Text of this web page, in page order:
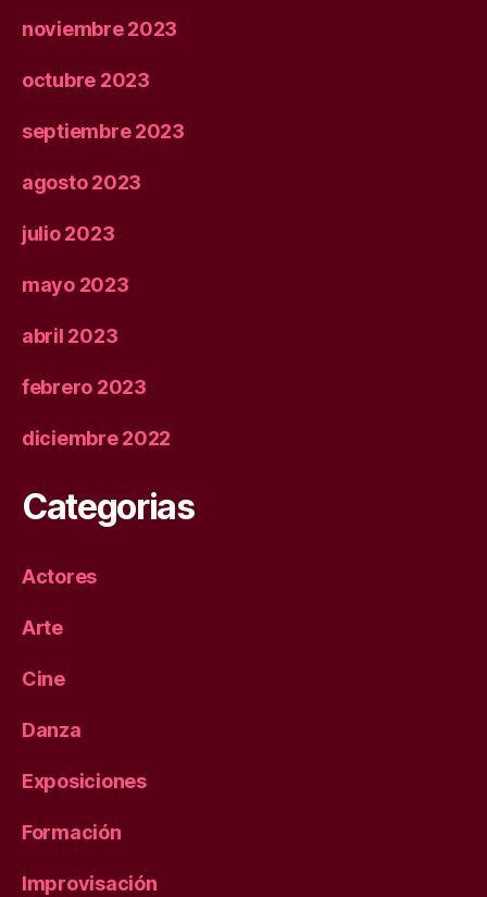
noviembre 2023
octubre 2023
septiembre 2023
agosto 2023
julio 2023
mayo 2023
abril 2023
febrero 2023
diciembre 2022
Categorias
Actores
Arte
Cine
Danza
Exposiciones
Formación
Improvisación